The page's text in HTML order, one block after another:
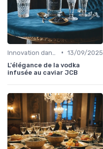
• 13/09/2025
L'élégance de la vodka
infusée au caviar JCB